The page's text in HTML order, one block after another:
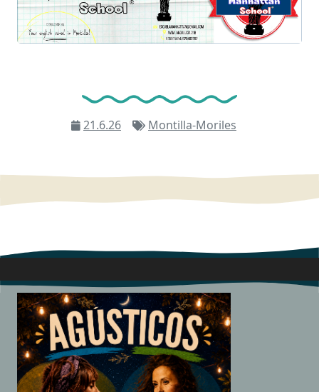
21.6.26 Montilla-Moriles